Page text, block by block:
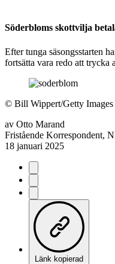
Söderbloms skottvilja
Efter tunga säsongsstarten
fortsätta vara redo att trycka
© Bill Wippert/Getty Images
av Otto Marand
Fristående Korrespondent,
18 januari 2025
Länk kopierad